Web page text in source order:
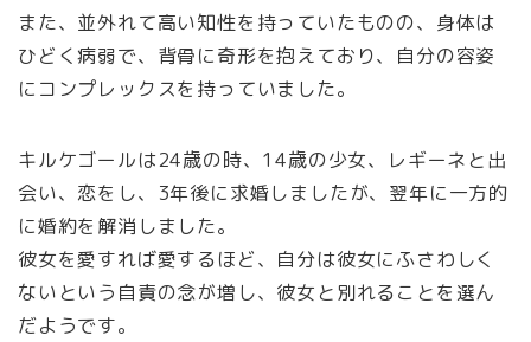
また、並外れて高い知性を持っていたものの、身体は
ひどく病弱で、背骨に奇形を抱えており、自分の容姿
にコンプレックスを持っていました。
キルケゴールは24歳の時、14歳の少女、レギーネと出
会い、恋をし、3年後に求婚しましたが、翌年に一方的
に婚約を解消しました。
彼女を愛すれば愛するほど、自分は彼女にふさわしく
ないという自責の念が増し、彼女と別れることを選ん
だようです。